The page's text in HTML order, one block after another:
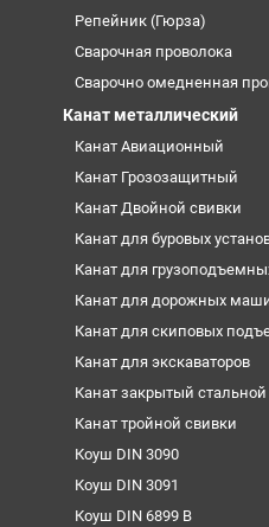
Репейник (Гюрза)
Сварочная проволока
Сварочно омедненная
Канат металлический
Канат Авиационный
Канат Грозозащитный
Канат Двойной свивки
Канат для буровых
Канат для
Канат для дорожных
Канат для скиповых
Канат для экскаваторов
Канат закрытый стальной
Канат тройной свивки
Коуш DIN 3090
Коуш DIN 3091
Коуш DIN 6899 B